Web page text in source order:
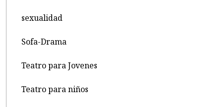
sexualidad
Sofa-Drama
Teatro para Jovenes
Teatro para niños